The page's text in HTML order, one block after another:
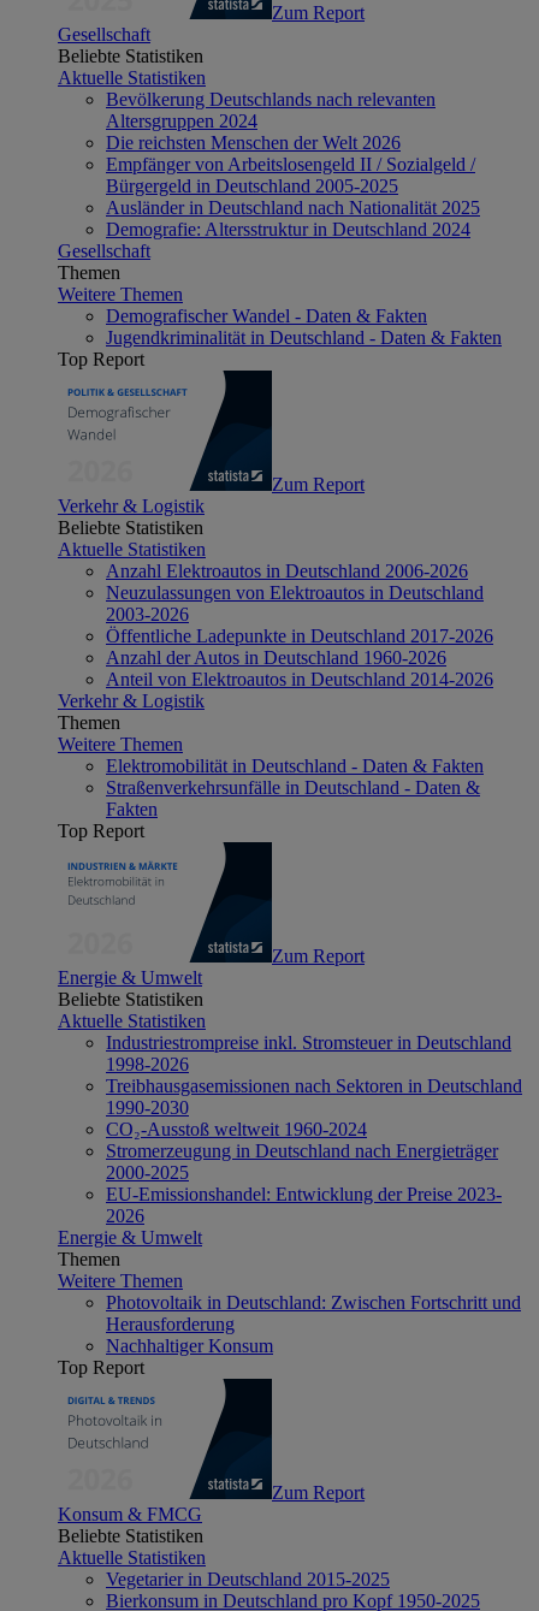
Zum Report
Gesellschaft
Beliebte Statistiken
Aktuelle Statistiken
Bevölkerung Deutschlands nach relevanten
Altersgruppen 2024
Die reichsten Menschen der Welt 2026
Empfänger von Arbeitslosengeld II / Sozialgeld /
Bürgergeld in Deutschland 2005-2025
Ausländer in Deutschland nach Nationalität 2025
Demografie: Altersstruktur in Deutschland 2024
Gesellschaft
Themen
Weitere Themen
Demografischer Wandel - Daten & Fakten
Jugendkriminalität in Deutschland - Daten & Fakten
Top Report
Zum Report
Verkehr & Logistik
Beliebte Statistiken
Aktuelle Statistiken
Anzahl Elektroautos in Deutschland 2006-2026
Neuzulassungen von Elektroautos in Deutschland
2003-2026
Öffentliche Ladepunkte in Deutschland 2017-2026
Anzahl der Autos in Deutschland 1960-2026
Anteil von Elektroautos in Deutschland 2014-2026
Verkehr & Logistik
Themen
Weitere Themen
Elektromobilität in Deutschland - Daten & Fakten
Straßenverkehrsunfälle in Deutschland - Daten &
Fakten
Top Report
Zum Report
Energie & Umwelt
Beliebte Statistiken
Aktuelle Statistiken
Industriestrompreise inkl. Stromsteuer in Deutschland
1998-2026
Treibhausgasemissionen nach Sektoren in Deutschland
1990-2030
CO₂-Ausstoß weltweit 1960-2024
Stromerzeugung in Deutschland nach Energieträger
2000-2025
EU-Emissionshandel: Entwicklung der Preise 2023-
2026
Energie & Umwelt
Themen
Weitere Themen
Photovoltaik in Deutschland: Zwischen Fortschritt und
Herausforderung
Nachhaltiger Konsum
Top Report
Zum Report
Konsum & FMCG
Beliebte Statistiken
Aktuelle Statistiken
Vegetarier in Deutschland 2015-2025
Bierkonsum in Deutschland pro Kopf 1950-2025